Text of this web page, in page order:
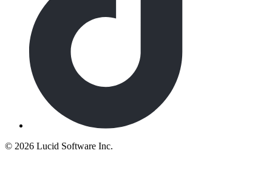
© 2026 Lucid Software Inc.